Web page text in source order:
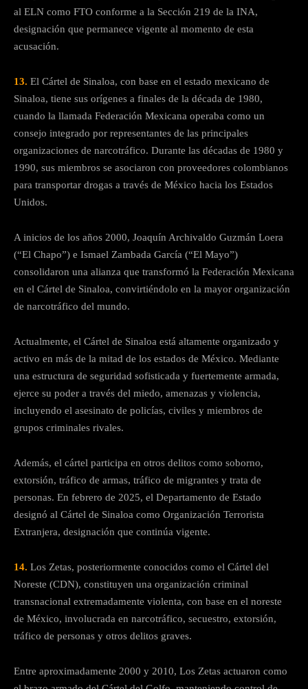
al ELN como FTO conforme a la Sección 219 de la INA,
designación que permanece vigente al momento de esta
acusación.
13. El Cártel de Sinaloa, con base en el estado mexicano de
Sinaloa, tiene sus orígenes a finales de la década de 1980,
cuando la llamada Federación Mexicana operaba como un
consejo integrado por representantes de las principales
organizaciones de narcotráfico. Durante las décadas de 1980 y
1990, sus miembros se asociaron con proveedores colombianos
para transportar drogas a través de México hacia los Estados
Unidos.
A inicios de los años 2000, Joaquín Archivaldo Guzmán Loera
(“El Chapo”) e Ismael Zambada García (“El Mayo”)
consolidaron una alianza que transformó la Federación Mexicana
en el Cártel de Sinaloa, convirtiéndolo en la mayor organización
de narcotráfico del mundo.
Actualmente, el Cártel de Sinaloa está altamente organizado y
activo en más de la mitad de los estados de México. Mediante
una estructura de seguridad sofisticada y fuertemente armada,
ejerce su poder a través del miedo, amenazas y violencia,
incluyendo el asesinato de policías, civiles y miembros de
grupos criminales rivales.
Además, el cártel participa en otros delitos como soborno,
extorsión, tráfico de armas, tráfico de migrantes y trata de
personas. En febrero de 2025, el Departamento de Estado
designó al Cártel de Sinaloa como Organización Terrorista
Extranjera, designación que continúa vigente.
14. Los Zetas, posteriormente conocidos como el Cártel del
Noreste (CDN), constituyen una organización criminal
transnacional extremadamente violenta, con base en el noreste
de México, involucrada en narcotráfico, secuestro, extorsión,
tráfico de personas y otros delitos graves.
Entre aproximadamente 2000 y 2010, Los Zetas actuaron como